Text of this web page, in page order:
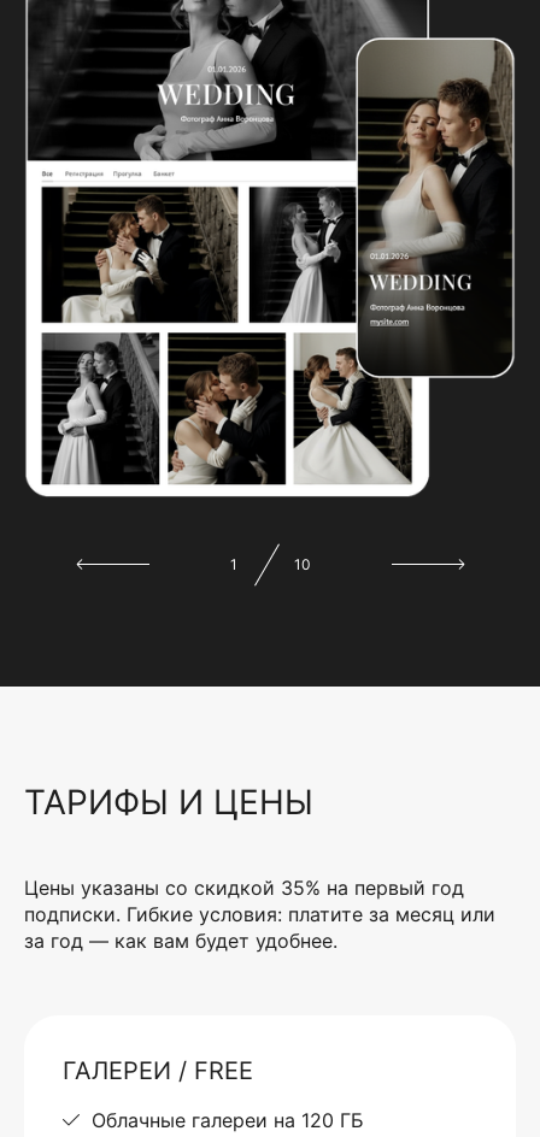
1 10
ТАРИФЫ И ЦЕНЫ
Цены указаны со скидкой 35% на первый год
подписки. Гибкие условия: платите за месяц или
за год — как вам будет удобнее.
ГАЛЕРЕИ / FREE
Облачные галереи на 120 ГБ